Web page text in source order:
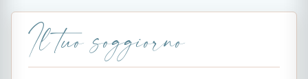
Il tuo soggiorno